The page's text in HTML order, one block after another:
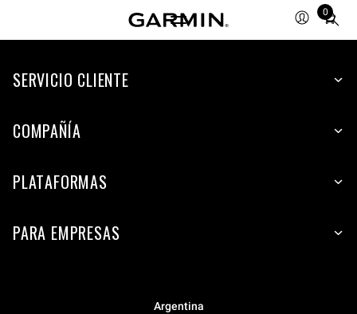
0
Total
items
cart:
SERVICIO CLIENTE
COMPAÑÍA
PLATAFORMAS
PARA EMPRESAS
Argentina